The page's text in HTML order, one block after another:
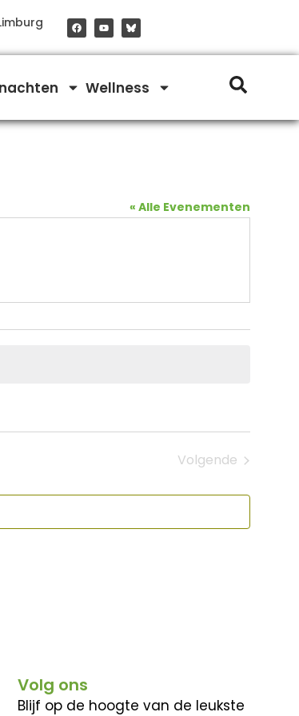
F
a
c
b
k
Y
o
u
u
Wellness
« Alle Evenementen
Volgende
Volg ons
Blijf op de hoogte van de leukste